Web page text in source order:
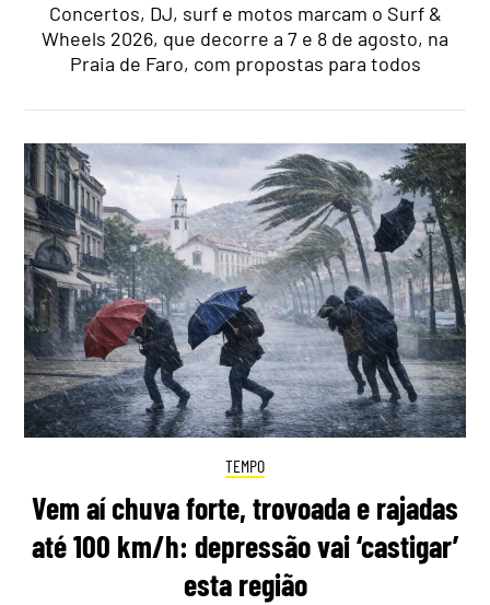
Concertos, DJ, surf e motos marcam o Surf &
Wheels 2026, que decorre a 7 e 8 de agosto, na
Praia de Faro, com propostas para todos
TEMPO
Vem aí chuva forte, trovoada e rajadas
até 100 km/h: depressão vai ‘castigar’
esta região